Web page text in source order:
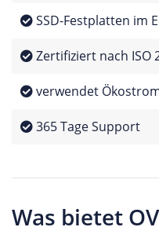
SSD-Festplatten im
Zertifiziert nach ISO
verwendet
365 Tage Support
Was bietet